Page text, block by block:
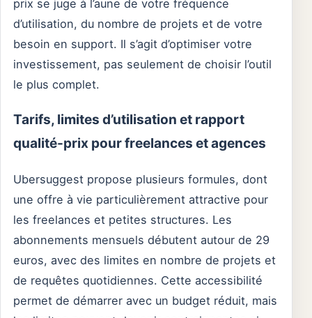
prix se juge à l’aune de votre fréquence
d’utilisation, du nombre de projets et de votre
besoin en support. Il s’agit d’optimiser votre
investissement, pas seulement de choisir l’outil
le plus complet.
Tarifs, limites d’utilisation et rapport
qualité-prix pour freelances et agences
Ubersuggest propose plusieurs formules, dont
une offre à vie particulièrement attractive pour
les freelances et petites structures. Les
abonnements mensuels débutent autour de 29
euros, avec des limites en nombre de projets et
de requêtes quotidiennes. Cette accessibilité
permet de démarrer avec un budget réduit, mais